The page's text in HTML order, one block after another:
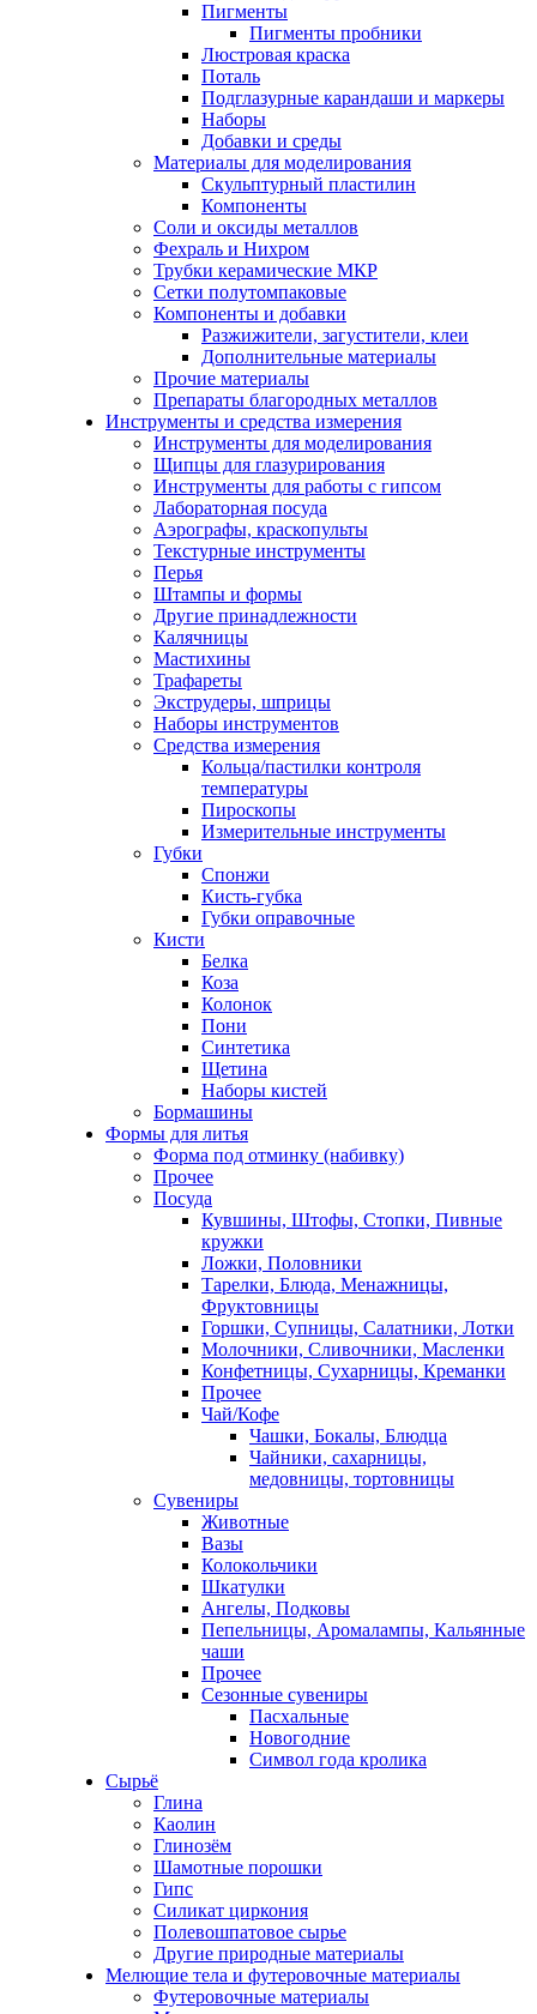
Пигменты
Пигменты пробники
Люстровая краска
Поталь
Подглазурные карандаши и маркеры
Наборы
Добавки и среды
Материалы для моделирования
Скульптурный пластилин
Компоненты
Соли и оксиды металлов
Фехраль и Нихром
Трубки керамические МКР
Сетки полутомпаковые
Компоненты и добавки
Разжижители, загустители, клеи
Дополнительные материалы
Прочие материалы
Препараты благородных металлов
Инструменты и средства измерения
Инструменты для моделирования
Щипцы для глазурирования
Инструменты для работы с гипсом
Лабораторная посуда
Аэрографы, краскопульты
Текстурные инструменты
Перья
Штампы и формы
Другие принадлежности
Калячницы
Мастихины
Трафареты
Экструдеры, шприцы
Наборы инструментов
Средства измерения
Кольца/пастилки контроля
температуры
Пироскопы
Измерительные инструменты
Губки
Спонжи
Кисть-губка
Губки оправочные
Кисти
Белка
Коза
Колонок
Пони
Синтетика
Щетина
Наборы кистей
Бормашины
Формы для литья
Форма под отминку (набивку)
Прочее
Посуда
Кувшины, Штофы, Стопки, Пивные
кружки
Ложки, Половники
Тарелки, Блюда, Менажницы,
Фруктовницы
Горшки, Супницы, Салатники, Лотки
Молочники, Сливочники, Масленки
Конфетницы, Сухарницы, Креманки
Прочее
Чай/Кофе
Чашки, Бокалы, Блюдца
Чайники, сахарницы,
медовницы, тортовницы
Сувениры
Животные
Вазы
Колокольчики
Шкатулки
Ангелы, Подковы
Пепельницы, Аромалампы, Кальянные
чаши
Прочее
Сезонные сувениры
Пасхальные
Новогодние
Символ года кролика
Сырьё
Глина
Каолин
Глинозём
Шамотные порошки
Гипс
Силикат циркония
Полевошпатовое сырье
Другие природные материалы
Мелющие тела и футеровочные материалы
Футеровочные материалы